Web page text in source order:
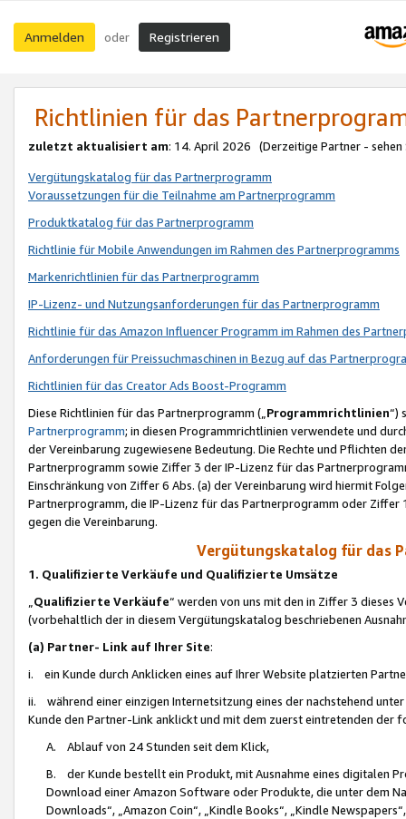
Anmelden oder Registrieren
Richtlinien für das
zuletzt aktualisiert am: 14. April 2026 (Derzeitige Partner - sehen
Vergütungskatalog für das Partnerprogramm
Voraussetzungen für die Teilnahme am Partnerprogramm
Produktkatalog für das Partnerprogramm
Richtlinie für Mobile Anwendungen im Rahmen des Partnerprogramms
Markenrichtlinien für das Partnerprogramm
IP-Lizenz- und Nutzungsanforderungen für das Partnerprogramm
Richtlinie für das Amazon Influencer Programm im Rahmen des
Anforderungen für Preissuchmaschinen in Bezug auf das
Richtlinien für das Creator Ads Boost-Programm
Diese Richtlinien für das Partnerprogramm („Programmrichtlinien“)
Partnerprogramm; in diesen Programmrichtlinien verwendete und
der Vereinbarung zugewiesene Bedeutung. Die Rechte und Pflichten
Partnerprogramm sowie Ziffer 3 der IP-Lizenz für das
Einschränkung von Ziffer 6 Abs. (a) der Vereinbarung wird hiermit
Partnerprogramm, die IP-Lizenz für das Partnerprogramm oder
gegen die Vereinbarung.
Vergütungskatalog für das
1. Qualifizierte Verkäufe und Qualifizierte Umsätze
Qualifizierte Verkäufe“ werden von uns mit den in Ziffer 3
(vorbehaltlich der in diesem Vergütungskatalog beschriebenen
(a) Partner- Link auf Ihrer Site:
i. ein Kunde durch Anklicken eines auf Ihrer Website platzierten
ii. während einer einzigen Internetsitzung eines der nachstehend
Kunde den Partner-Link anklickt und mit dem zuerst eintretenden der
A. Ablauf von 24 Stunden seit dem Klick,
B. der Kunde bestellt ein Produkt, mit Ausnahme eines digitalen
Download einer Amazon Software oder Produkte, die unter dem
Downloads“, „Amazon Coin“, „Kindle Books“, „Kindle